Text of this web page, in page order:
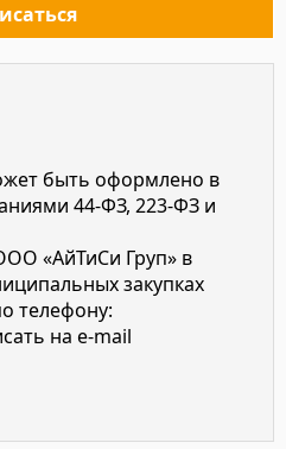
быть оформлено в
44-ФЗ, 223-ФЗ и
«АйТиСи Груп» в
закупках
телефону:
на e-mail